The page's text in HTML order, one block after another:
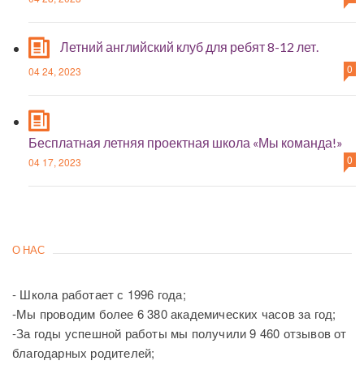
Летний английский клуб для ребят 8-12 лет.
04 24, 2023 0
Бесплатная летняя проектная школа «Мы команда!»
04 17, 2023 0
О НАС
- Школа работает с 1996 года;
-Мы проводим более 6 380 академических часов за год;
-За годы успешной работы мы получили 9 460 отзывов от
благодарных родителей;